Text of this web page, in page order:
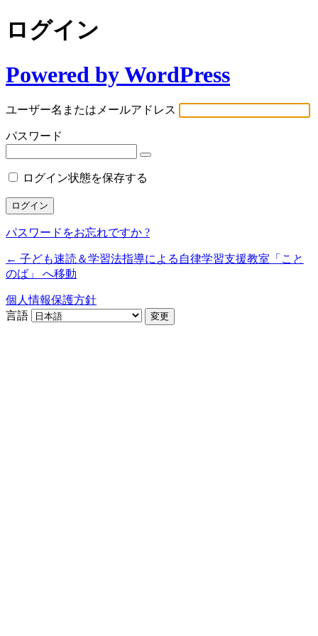
ログイン
Powered by WordPress
ユーザー名またはメールアドレス
パスワード
ログイン状態を保存する
パスワードをお忘れですか ?
← 子ども速読＆学習法指導による自律学習支援教室「こと
のば」 へ移動
個人情報保護方針
言語